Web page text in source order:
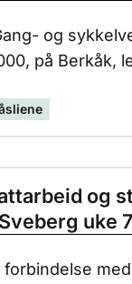
og
på Berkåk,
og
uke
forbindelse